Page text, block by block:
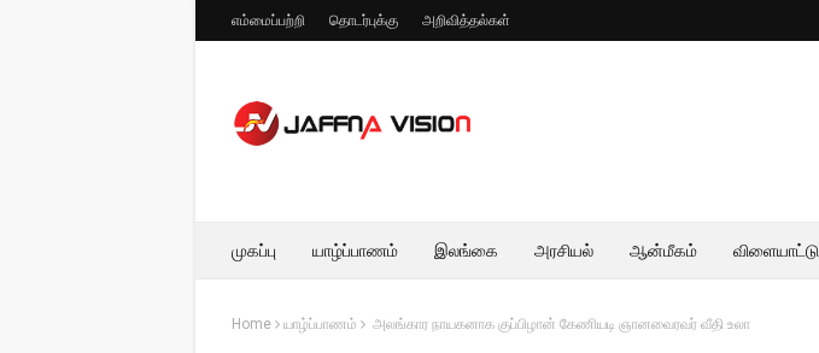
எம்மைப்பற்றி தொடர்புக்கு அறிவித்தல்கள்
முகப்பு யாழ்ப்பாணம் இலங்கை அரசியல் ஆன்மீகம் விளையாட்டு
Home யாழ்ப்பாணம் அலங்கார நாயகனாக குப்பிழான் கேணியடி ஞானவைரவர் வீதி உலா